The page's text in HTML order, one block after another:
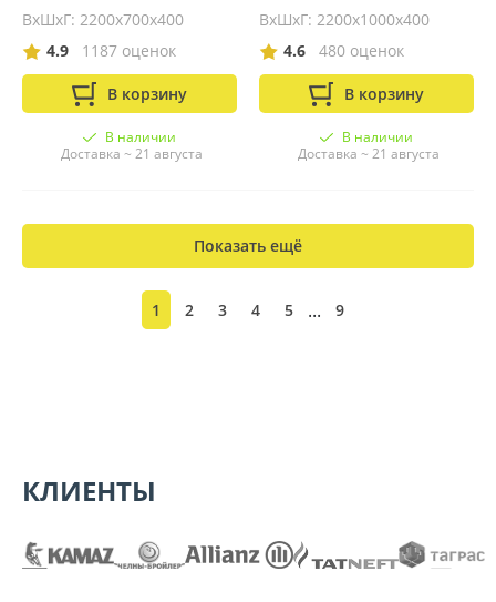
ВхШхГ: 2200x700x400
4.9
1187 оценок
В корзину
В наличии
Доставка ~ 21 августа
ВхШхГ: 2200x1000x400
4.6
480 оценок
В корзину
В наличии
Доставка ~ 21 августа
Показать ещё
1 2 3 4 5 ... 9
КЛИЕНТЫ